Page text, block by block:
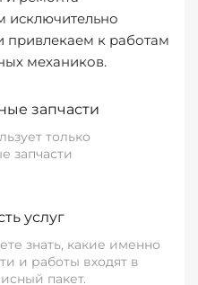
исключительно
привлекаем к работам
механиков.
запчасти
только
запчасти
услуг
знать, какие именно
и работы входят в
пакет.